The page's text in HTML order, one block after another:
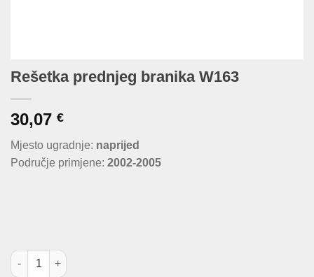
Rešetka prednjeg branika W163
30,07 €
Mjesto ugradnje: naprijed
Područje primjene: 2002-2005
Rešetka prednjeg branika W163 količina